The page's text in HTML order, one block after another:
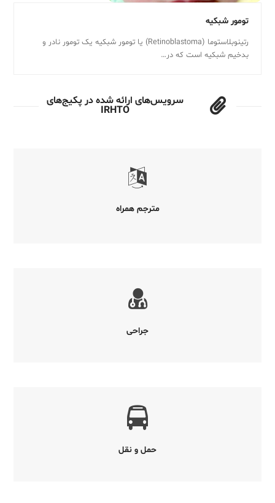
تومور شبکیه
رتینوبلاستوما (Retinoblastoma) یا تومور شبکیه یک تومور نادر و
بدخیم شبکیه است که در…
سرویس‌های ارائه شده در پکیج‌های
IRHTO
مترجم همراه
جراحی
حمل و نقل